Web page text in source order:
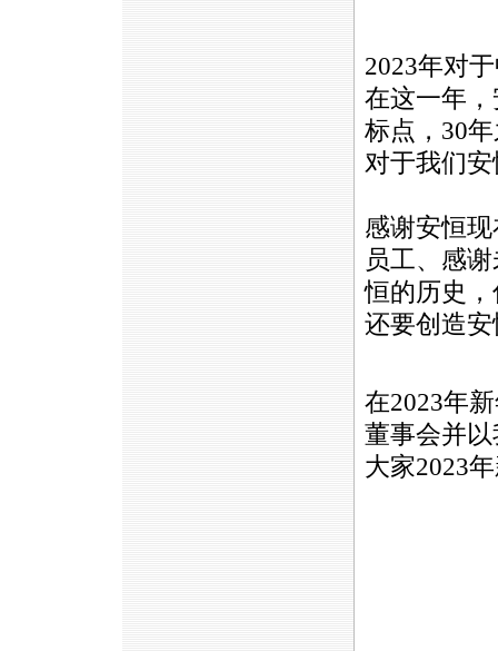
2023年对
在这一年
标点，30
对于我们
感谢安恒
员工、感
恒的历史
还要创造
在2023年
董事会并
大家2023